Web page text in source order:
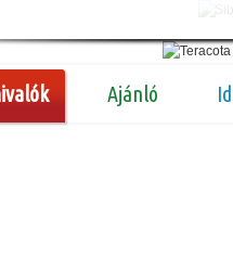
Ajánló